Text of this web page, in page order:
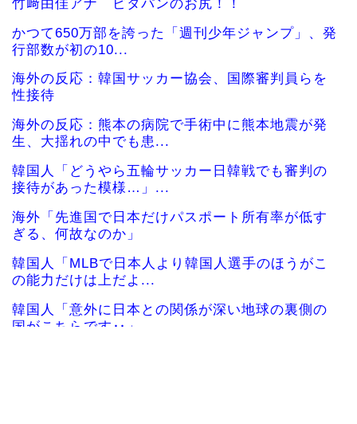
竹﨑由佳アナ ピタパンのお尻！！
かつて650万部を誇った「週刊少年ジャンプ」、発
行部数が初の10...
海外の反応：韓国サッカー協会、国際審判員らを
性接待
海外の反応：熊本の病院で手術中に熊本地震が発
生、大揺れの中でも患...
韓国人「どうやら五輪サッカー日韓戦でも審判の
接待があった模様…」...
海外「先進国で日本だけパスポート所有率が低す
ぎる、何故なのか」
韓国人「MLBで日本人より韓国人選手のほうがこ
の能力だけは上だよ...
韓国人「意外に日本との関係が深い地球の裏側の
国がこちらです‥」→...